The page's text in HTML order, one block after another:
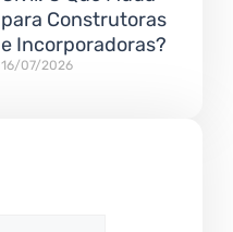
para Construtoras
e Incorporadoras?
16/07/2026